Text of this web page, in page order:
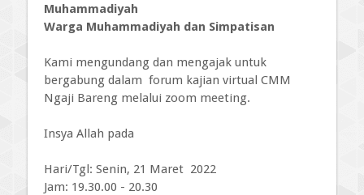
Muhammadiyah
Warga Muhammadiyah dan Simpatisan
Kami mengundang dan mengajak untuk
bergabung dalam forum kajian virtual CMM
Ngaji Bareng melalui zoom meeting.
Insya Allah pada
Hari/Tgl: Senin, 21 Maret 2022
Jam: 19.30.00 - 20.30